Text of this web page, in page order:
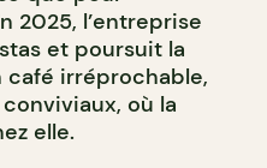
2025, l’entreprise
et poursuit la
café irréprochable,
où la
elle.